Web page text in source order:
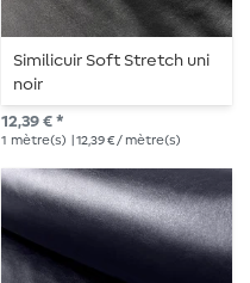
Similicuir Soft Stretch uni
noir
12,39 € *
1 mètre(s) | 12,39 € / mètre(s)